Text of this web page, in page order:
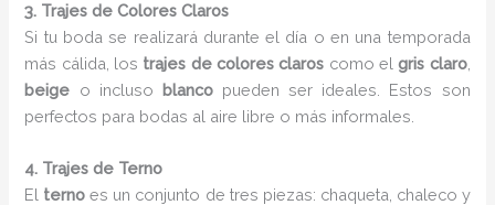
3. Trajes de Colores Claros
Si tu boda se realizará durante el día o en una temporada
más cálida, los trajes de colores claros como elgris claro,
beige o incluso blancopueden ser ideales. Estos son
perfectos para bodas al aire libre o más informales.
4. Trajes de Terno
El terno es un conjunto de tres piezas: chaqueta, chaleco y